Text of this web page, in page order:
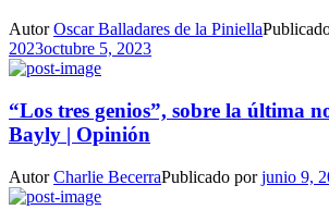
AutorOscar Balladares de la Piniella
2023octubre 5, 2023
“Los tres genios”, sobre la última
Bayly | Opinión
AutorCharlie BecerraPublicado porjunio 9,